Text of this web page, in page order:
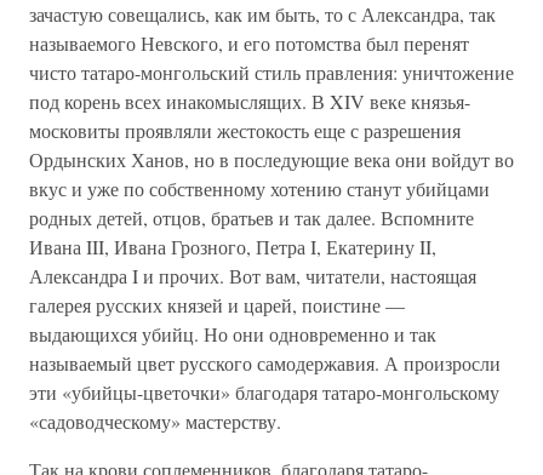
зачастую совещались, как им быть, то с Александра, так
называемого Невского, и его потомства был перенят
чисто татаро-монгольский стиль правления: уничтожение
под корень всех инакомыслящих. В XIV веке князья-
московиты проявляли жестокость еще с разрешения
Ордынских Ханов, но в последующие века они войдут во
вкус и уже по собственному хотению станут убийцами
родных детей, отцов, братьев и так далее. Вспомните
Ивана III, Ивана Грозного, Петра I, Екатерину II,
Александра I и прочих. Вот вам, читатели, настоящая
галерея русских князей и царей, поистине —
выдающихся убийц. Но они одновременно и так
называемый цвет русского самодержавия. А произросли
эти «убийцы-цветочки» благодаря татаро-монгольскому
«садоводческому» мастерству.
Так на крови соплеменников, благодаря татаро-